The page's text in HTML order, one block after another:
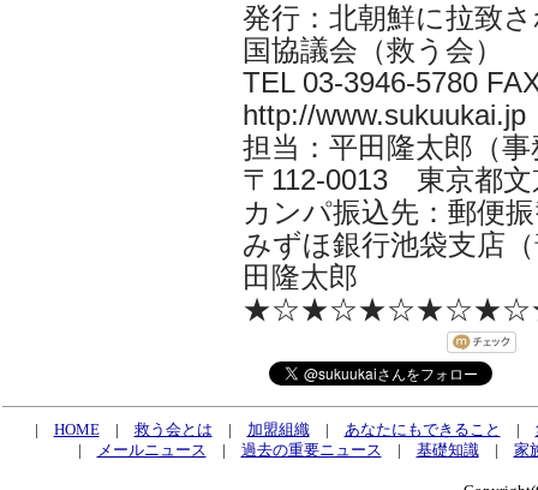
発行：北朝鮮に拉致
国協議会（救う会）
TEL 03-3946-5780
http://www.sukuukai.jp
担当：平田隆太郎（
〒112-0013 東京都文
カンパ振込先：郵便
みずほ銀行池袋支店
田隆太郎
| HOME| 救う会とは | 加盟組織| あなたにもできること |
|
メールニュース | 過去の重要ニュース | 基礎知識| 家